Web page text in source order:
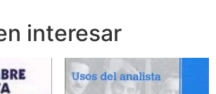
interesar